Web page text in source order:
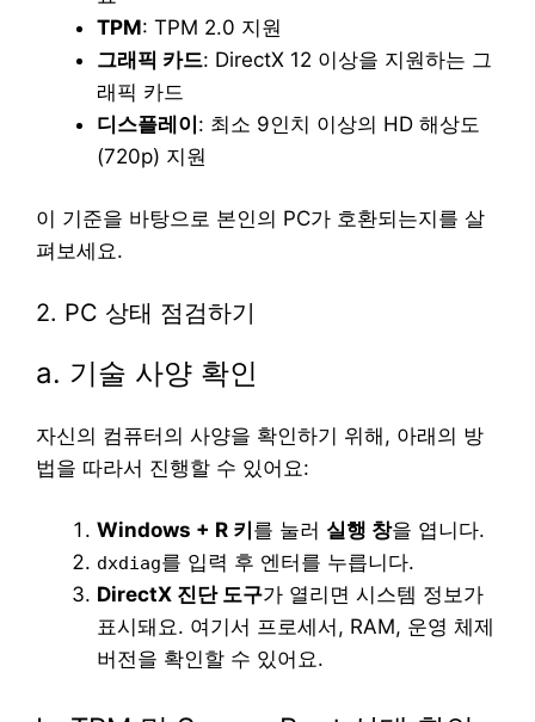
TPM: TPM 2.0 지원
그래픽 카드: DirectX 12 이상을 지원하는 그
래픽 카드
디스플레이: 최소 9인치 이상의 HD 해상도
(720p) 지원
이 기준을 바탕으로 본인의 PC가 호환되는지를 살
펴보세요.
2. PC 상태 점검하기
a. 기술 사양 확인
자신의 컴퓨터의 사양을 확인하기 위해, 아래의 방
법을 따라서 진행할 수 있어요:
Windows + R 키 를 눌러 실행 창을 엽니다.
dxdiag를 입력 후 엔터를 누릅니다.
DirectX 진단 도구가 열리면 시스템 정보가
표시돼요. 여기서 프로세서, RAM, 운영 체제
버전을 확인할 수 있어요.